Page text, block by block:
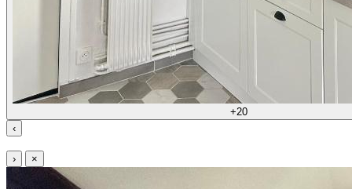
+20
‹
› ×